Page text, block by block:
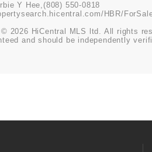
Y Hee,(808) 550-0818
HBR/
2026 HiCentral MLS ltd. All rights
and should be independently